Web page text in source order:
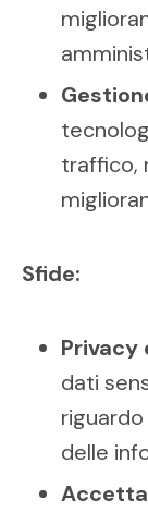
traffico,
Sfide:
Privacy
dati
delle